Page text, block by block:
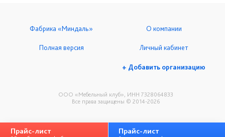
ООО «Мебельный клуб», ИНН 7328064833
Все права защищены © 2014-2026
Фабрика «Миндаль» О компании
Полная версия Личный кабинет
+ Добавить организацию
Прайс-лист Прайс-лист